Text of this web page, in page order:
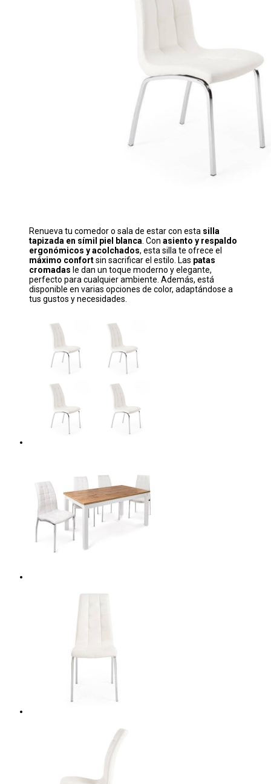
Renueva tu comedor o sala de estar con esta silla
tapizada en símil piel blanca. Con asiento y respaldo
ergonómicos y acolchados, esta silla te ofrece el
máximo confortsin sacrificar el estilo. Las patas
cromadas le dan un toque moderno y elegante,
perfecto para cualquier ambiente. Además, está
disponible en varias opciones de color, adaptándose a
tus gustos y necesidades.